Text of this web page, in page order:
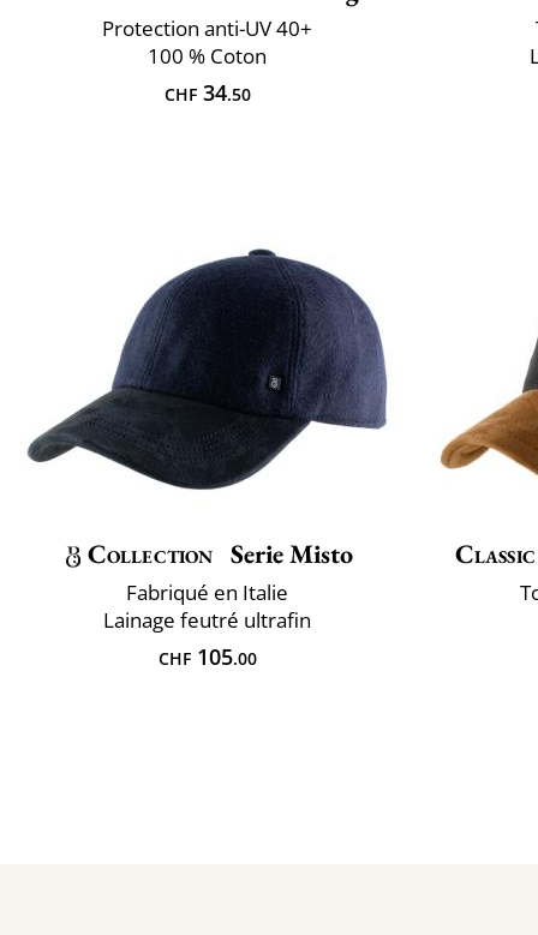
Protection anti-UV 40+
100 % Coton
CHF34.50
Collection Serie Misto
Fabriqué en Italie
Lainage feutré ultrafin
CHF105.00